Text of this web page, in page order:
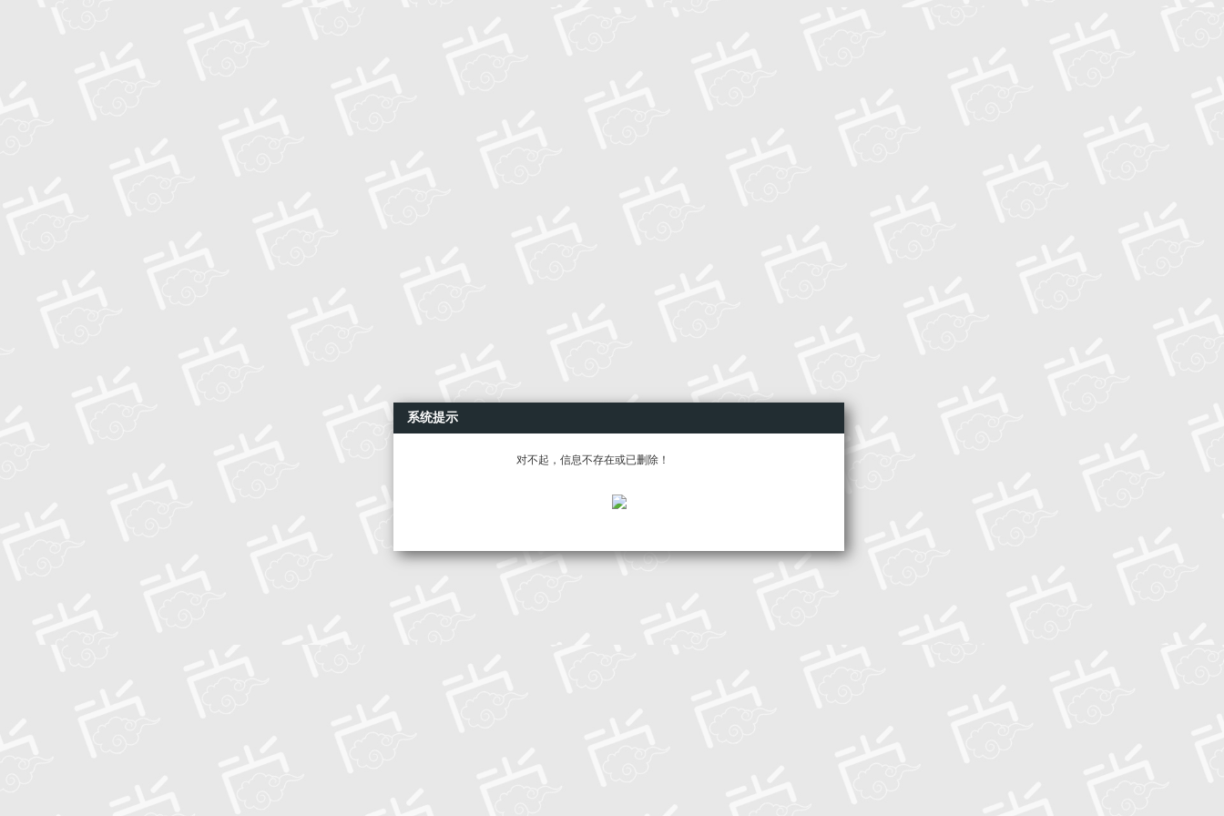
系统提示
对不起，信息不存在或已删除！